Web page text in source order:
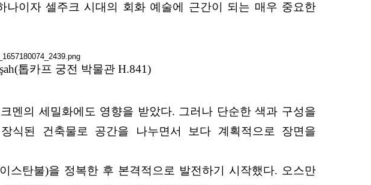
이자 셀주크 시대의 회화 예술에 근간이 되는 매우 중요한
톱카프 궁전 박물관 H.841)
멘의 세밀화에도 영향을 받았다. 그러나 단순한 색과 구성을
식된 건축물로 공간을 나누면서 보다 계획적으로 장면을
스탄불)을 정복한 후 본격적으로 발전하기 시작했다. 오스만